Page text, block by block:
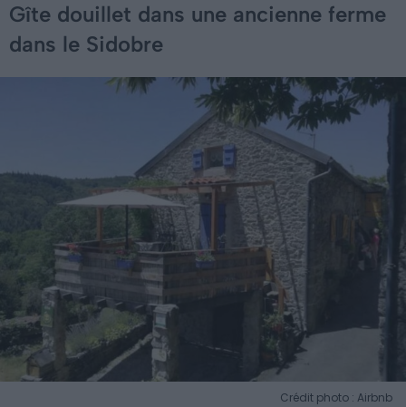
Gîte douillet dans une ancienne ferme
dans le Sidobre
Crédit photo : Airbnb